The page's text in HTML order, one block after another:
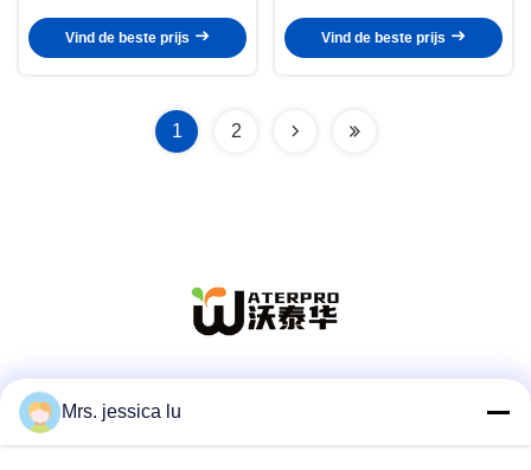
Vind de beste prijs
Vind de beste prijs
1 2
Mrs. jessica lu